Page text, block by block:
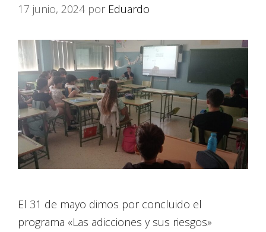
17 junio, 2024 por Eduardo
El 31 de mayo dimos por concluido el
programa «Las adicciones y sus riesgos»